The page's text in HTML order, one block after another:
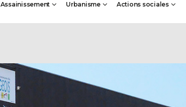
Assainissement Urbanisme Actions sociales